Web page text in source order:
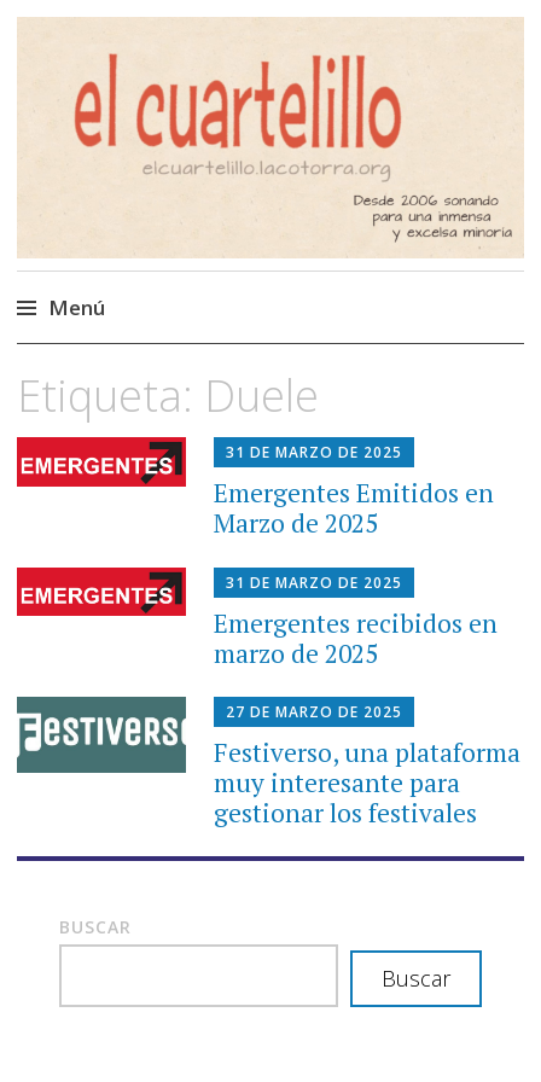
El Cuartelillo
Programa de radio de música
independiente. Podcast
Menú
al
contenido
Etiqueta: Duele
31 DE MARZO DE 2025
Emergentes Emitidos en
Marzo de 2025
31 DE MARZO DE 2025
Emergentes recibidos en
marzo de 2025
27 DE MARZO DE 2025
Festiverso, una plataforma
muy interesante para
gestionar los festivales
BUSCAR
Buscar